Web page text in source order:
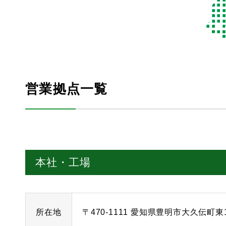
営業拠点一覧
本社・工場
所在地 〒470-1111 愛知県豊明市大久伝町東